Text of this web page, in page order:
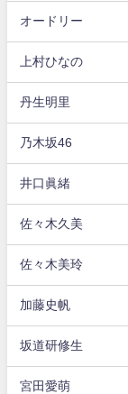
オードリー
上村ひなの
丹生明里
乃木坂46
井口眞緒
佐々木久美
佐々木美玲
加藤史帆
坂道研修生
宮田愛萌